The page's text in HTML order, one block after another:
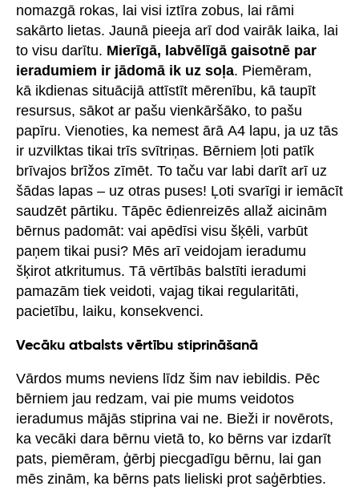
nomazgā rokas, lai visi iztīra zobus, lai rāmi
sakārto lietas. Jaunā pieeja arī dod vairāk laika, lai
to visu darītu. Mierīgā, labvēlīgā gaisotnē par
ieradumiem ir jādomā ik uz soļa. Piemēram,
kā ikdienas situācijā attīstīt mērenību, kā taupīt
resursus, sākot ar pašu vienkāršāko, to pašu
papīru. Vienoties, ka nemest ārā A4 lapu, ja uz tās
ir uzvilktas tikai trīs svītriņas. Bērniem ļoti patīk
brīvajos brīžos zīmēt. To taču var labi darīt arī uz
šādas lapas – uz otras puses! Ļoti svarīgi ir iemācīt
saudzēt pārtiku. Tāpēc ēdienreizēs allaž aicinām
bērnus padomāt: vai apēdīsi visu šķēli, varbūt
paņem tikai pusi? Mēs arī veidojam ieradumu
šķirot atkritumus. Tā vērtībās balstīti ieradumi
pamazām tiek veidoti, vajag tikai regularitāti,
pacietību, laiku, konsekvenci.
Vecāku atbalsts vērtību stiprināšanā
Vārdos mums neviens līdz šim nav iebildis. Pēc
bērniem jau redzam, vai pie mums veidotos
ieradumus mājās stiprina vai ne. Bieži ir novērots,
ka vecāki dara bērnu vietā to, ko bērns var izdarīt
pats, piemēram, ģērbj piecgadīgu bērnu, lai gan
mēs zinām, ka bērns pats lieliski prot saģērbties.